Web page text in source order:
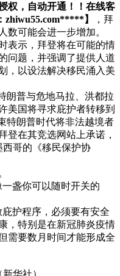
权，自动开通！！在线客
zhiwu55.com*****】
，拜
数可能会进一步增加。
表示，拜登将在可能的情
问题，并强调了提供人道
，以设法解决移民涌入美
朗普与危地马拉、洪都拉
美国将寻求庇护者转移到
特朗普时代将非法越境者
登在其竞选网站上承诺，
西哥的《移民保护协
盏你可以随时开关的
护程序，必须要有安全
，特别是在新冠肺炎疫情
需要数月时间才能形成全
华社）